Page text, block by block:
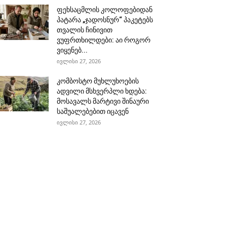
ფეხსაცმლის კოლოფებიდან
პატარა „ჯადოსნურ“ პაკეტებს
თვალის ჩინივით
ვუფრთხილდები: აი როგორ
ვიყენებ...
ივლისი 27, 2026
კომბოსტო მუხლუხოების
ადვილი მსხვერპლი ხდება:
მოსავალს მარტივი შინაური
საშუალებებით იცავენ
ივლისი 27, 2026